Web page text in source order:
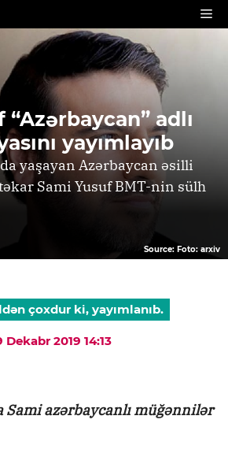
“Azərbaycan” adlı
yayımlayıb
yaşayan Azərbaycan əsilli
Sami Yusuf BMT-nin sülh
Source: Foto: arxiv
çoxdur ki, yayımlanıb.
Dekabr 2019 14:13
Sami azərbaycanlı müğənnilər